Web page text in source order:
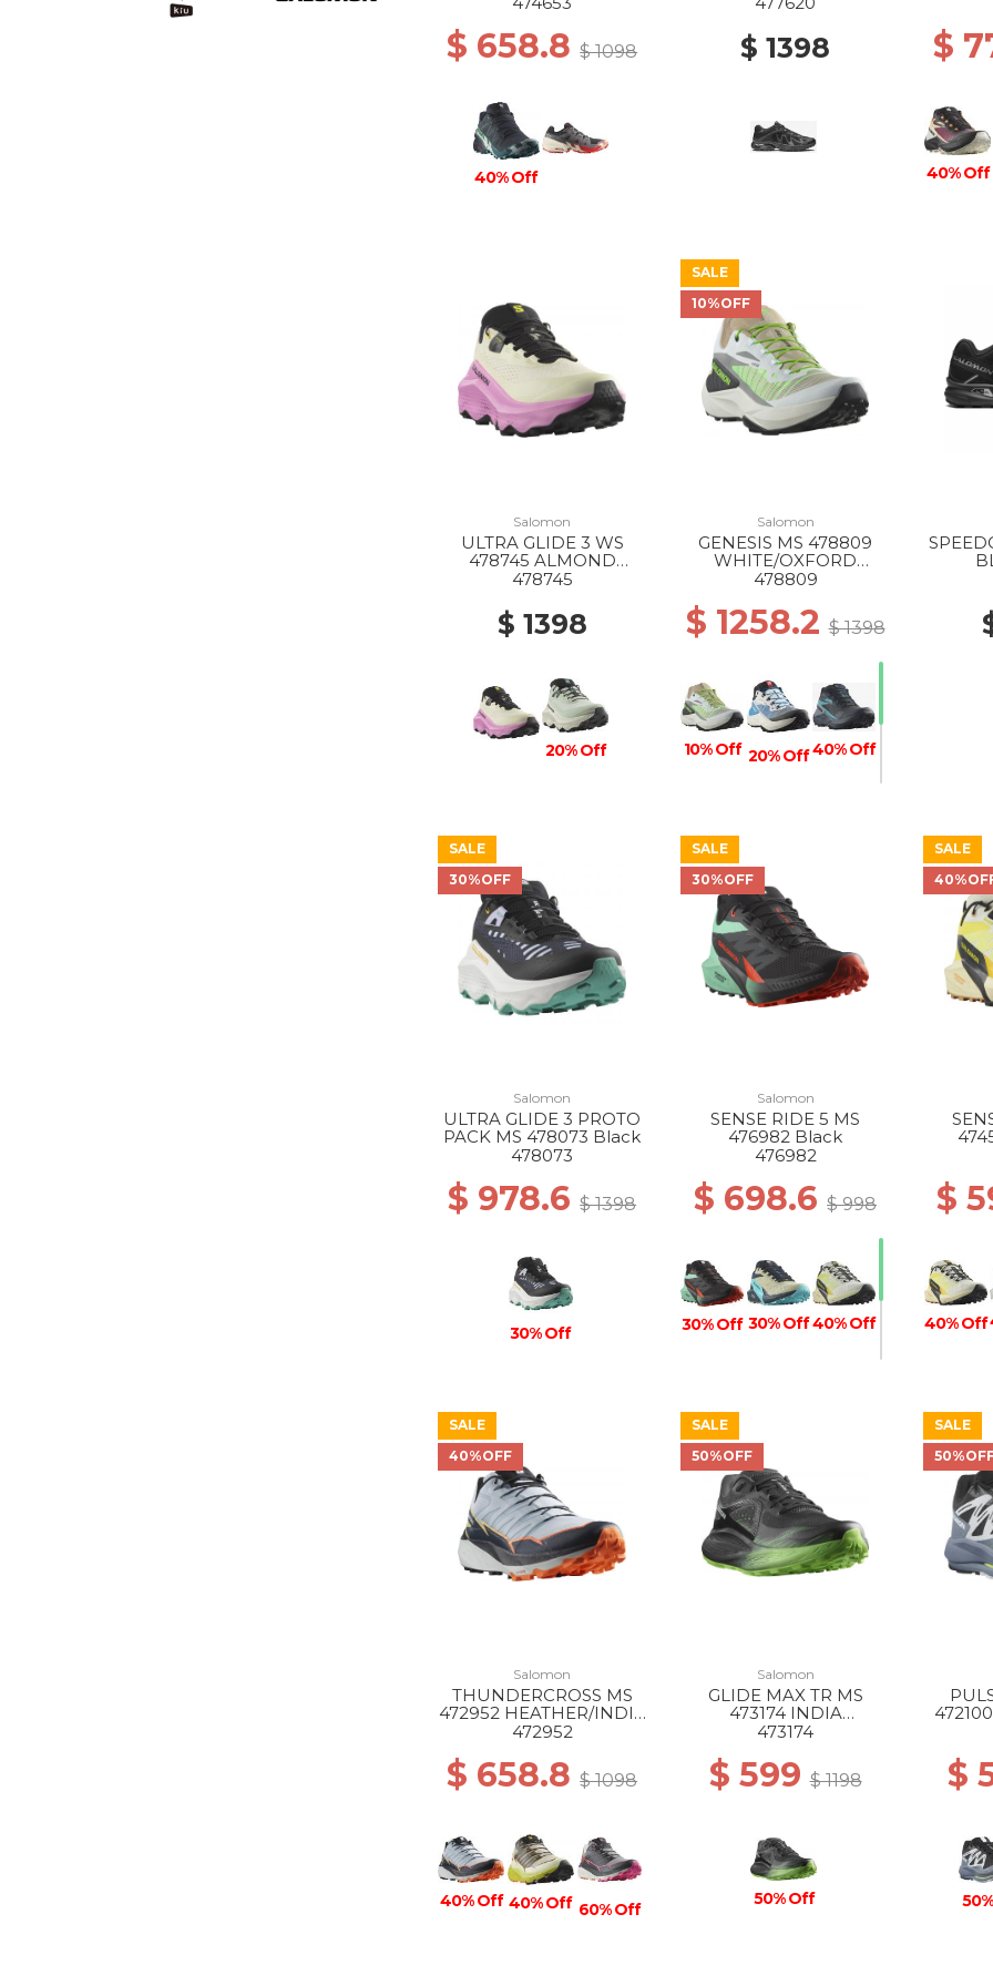
$ 658.8$ 1098
40% Off
$ 1398 $
40% Off
Salomon
ULTRA GLIDE 3 WS
478745 ALMOND
MILK/CYCLAMEN/BLAC
478745
$ 1398
20% Off
SALE
10%OFF
Salomon
GENESIS MS 478809
WHITE/OXFORD
TAN/GREEN GECKO
478809
$ 1258.2$ 1398
10% Off 20% Off40% Off
30% Off
SALE
30%OFF
Salomon
ULTRA GLIDE 3 PROTO
PACK MS 478073 Black
478073
$ 978.6$ 1398
30% Off
SALE
30%OFF
Salomon
SENSE RIDE 5 MS
476982 Black
476982
$ 698.6$ 998
30% Off 30% Off40% Off
50% Off
SALE
$
40% Off
SALE
40%OFF
Salomon
THUNDERCROSS MS
472952 HEATHER/INDIA
INK/SHOCKING O
472952
$ 658.8$ 1098
40% Off 40% Off 60% Off
SALE
50%OFF
Salomon
GLIDE MAX TR MS
473174 INDIA
INK/BLACK/GREEN
473174
$ 599$ 1198
50% Off
SALE
$